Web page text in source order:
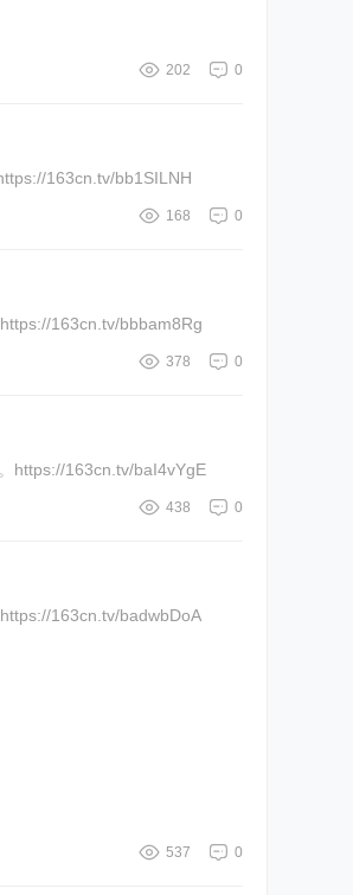
0
202
163cn.tv/bb1SILNH
0
168
163cn.tv/bbbam8Rg
0
378
https://163cn.tv/baI4vYgE
0
438
163cn.tv/badwbDoA
0
537